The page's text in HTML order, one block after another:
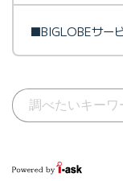
■BIGLOBEサー